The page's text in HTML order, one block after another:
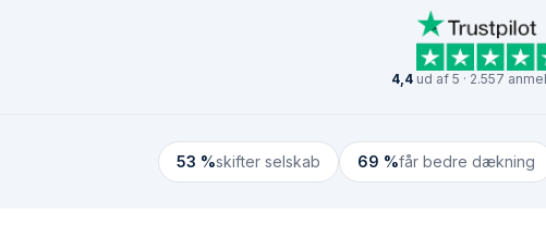
4,4 ud af 5 · 2.557
53 %skifter selskab 69 %får bedre dækning